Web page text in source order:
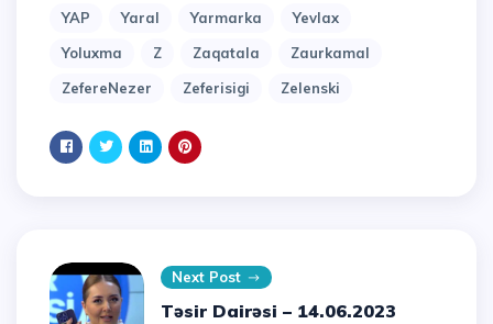
YAP
Yaral Yarmarka
Yevlax
Yoluxma
Z Zaqatala
Zaurkamal
ZefereNezer
Zeferisigi Zelenski
Next Post
Təsir Dairəsi – 14.06.2023